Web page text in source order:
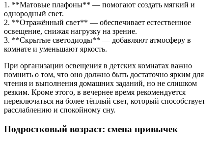
1. **Матовые плафоны** — помогают создать мягкий и
однородный свет.
2. **Отражённый свет** — обеспечивает естественное
освещение, снижая нагрузку на зрение.
3. **Скрытые светодиоды** — добавляют атмосферу в
комнате и уменьшают яркость.
При организации освещения в детских комнатах важно
помнить о том, что оно должно быть достаточно ярким для
чтения и выполнения домашних заданий, но не слишком
резким. Кроме этого, в вечернее время рекомендуется
переключаться на более тёплый свет, который способствует
расслаблению и спокойному сну.
Подростковый возраст: смена привычек